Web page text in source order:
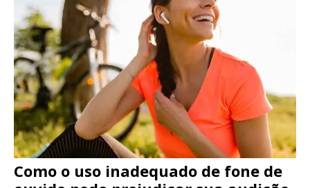
Como o uso inadequado de fone de